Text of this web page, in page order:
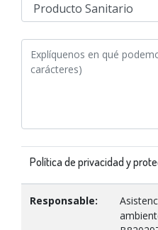
Política de privacidad y
Responsable: